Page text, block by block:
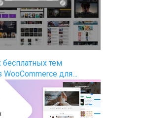
тем
WooCommerce для…